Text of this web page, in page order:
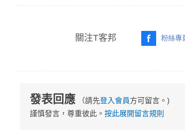
關注T客邦 粉絲專
發表回應 （請先登入會員方可留言。)
謹慎發言，尊重彼此。 按此展開留言規則